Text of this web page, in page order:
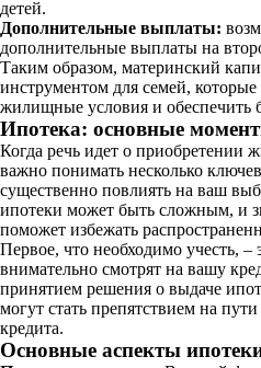
детей.
Дополнительные выплаты:
дополнительные выплаты на
Таким образом, материнский
инструментом для семей, которые
жилищные условия и обеспечить
Ипотека: основные
Когда речь идет о приобретении
важно понимать несколько
существенно повлиять на ваш
ипотеки может быть сложным, и
поможет избежать
Первое, что необходимо учесть, –
внимательно смотрят на вашу
принятием решения о выдаче
могут стать препятствием на
кредита.
Основные аспекты